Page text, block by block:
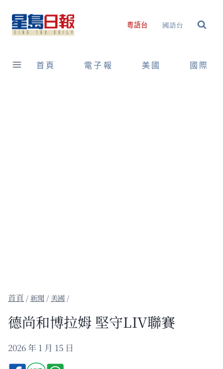
content
粵語台 國語台
首頁 電子報 美國 國際
/新聞 / 美國 /
德尚和博拉姆 堅守LIV聯賽
2026 年 1 月 15 日